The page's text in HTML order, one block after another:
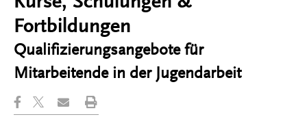
Fortbildungen
Qualifizierungsangebote für
Mitarbeitende in der Jugendarbeit